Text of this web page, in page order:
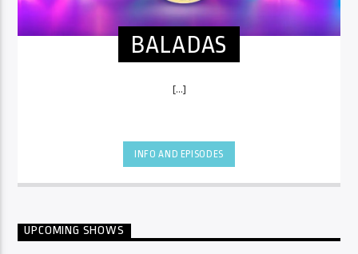
BALADAS
[...]
INFO AND EPISODES
UPCOMING SHOWS